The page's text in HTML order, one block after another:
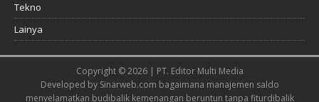
Tekno
Lainya
Copyright © 2026 | PT. Editor Multi Media
Developed by Sinarweb.com bagaimana manajemen saldo
menyelamatkan budibalik kemenangan beruntun tanpa fiturdibalik